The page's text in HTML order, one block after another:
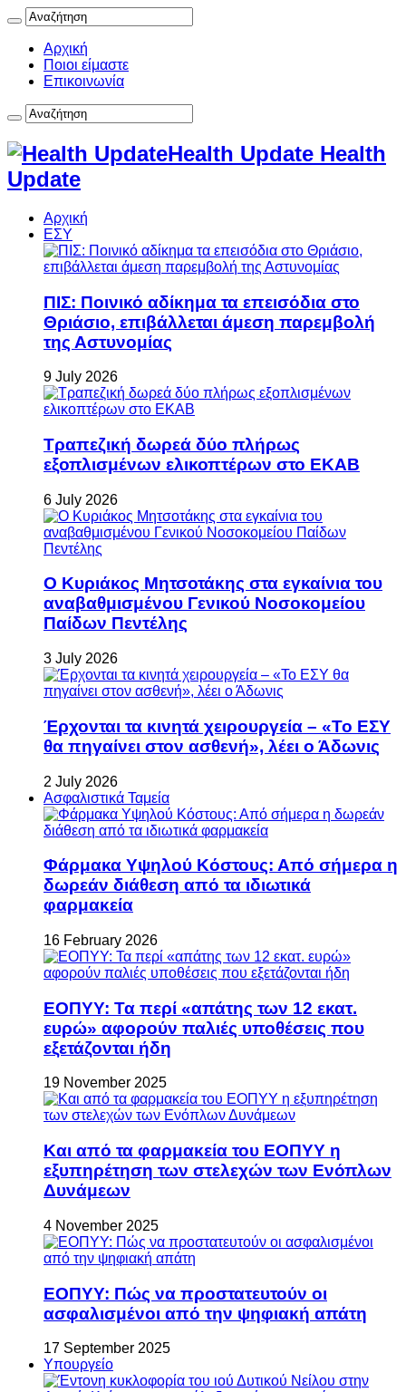
Αρχική
Ποιοι είμαστε
Επικοινωνία
Health Update Health
Update
Αρχική
ΕΣΥ
ΠΙΣ: Ποινικό αδίκημα τα επεισόδια στο
Θριάσιο, επιβάλλεται άμεση παρεμβολή
της Αστυνομίας
9 July 2026
Τραπεζική δωρεά δύο πλήρως
εξοπλισμένων ελικοπτέρων στο ΕΚΑΒ
6 July 2026
Ο Κυριάκος Μητσοτάκης στα εγκαίνια του
αναβαθμισμένου Γενικού Νοσοκομείου
Παίδων Πεντέλης
3 July 2026
Έρχονται τα κινητά χειρουργεία – «Το ΕΣΥ
θα πηγαίνει στον ασθενή», λέει ο Άδωνις
2 July 2026
Ασφαλιστικά Ταμεία
Φάρμακα Υψηλού Κόστους: Από σήμερα η
δωρεάν διάθεση από τα ιδιωτικά
φαρμακεία
16 February 2026
ΕΟΠΥΥ: Τα περί «απάτης των 12 εκατ.
ευρώ» αφορούν παλιές υποθέσεις που
εξετάζονται ήδη
19 November 2025
Και από τα φαρμακεία του ΕΟΠΥΥ η
εξυπηρέτηση των στελεχών των Ενόπλων
Δυνάμεων
4 November 2025
ΕΟΠΥΥ: Πώς να προστατευτούν οι
ασφαλισμένοι από την ψηφιακή απάτη
17 September 2025
Υπουργείο